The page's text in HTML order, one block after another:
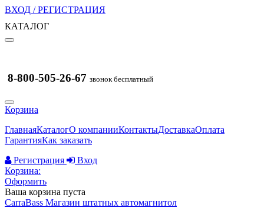
ВХОД / РЕГИСТРАЦИЯ
КАТАЛОГ
8-800-505-26-67 звонок бесплатный
Корзина
ГлавнаяКаталогО компанииКонтактыДоставкаОплата
ГарантияКак заказать
Регистрация
Вход
Корзина:
Оформить
Ваша корзина пуста
CarraBass Магазин штатных автомагнитол